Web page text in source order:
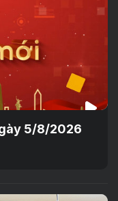
5/8/2026